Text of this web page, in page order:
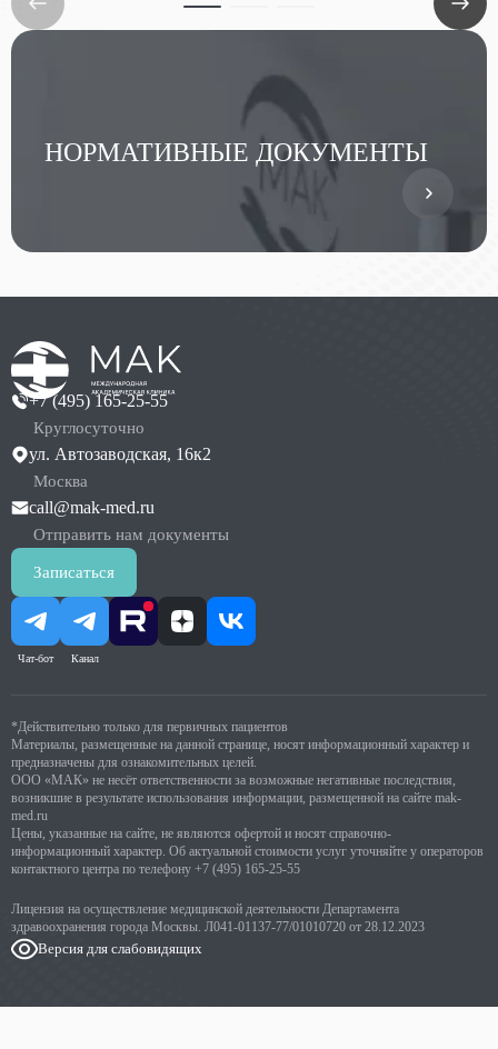
НОРМАТИВНЫЕ ДОКУМЕНТЫ
Круглосуточно
+7 (495) 165-25-55
Москва
ул. Автозаводская, 16к2
Отправить нам документы
call@mak-med.ru
Чат-бот Канал
Записаться
*Действительно только для первичных пациентов
Материалы, размещенные на данной странице, носят информационный характер и
предназначены для ознакомительных целей.
ООО «МАК» не несёт ответственности за возможные негативные последствия,
возникшие в результате использования информации, размещенной на сайте mak-
med.ru
Цены, указанные на сайте, не являются офертой и носят справочно-
информационный характер. Об актуальной стоимости услуг уточняйте у операторов
контактного центра по телефону +7 (495) 165-25-55
Лицензия на осуществление медицинской деятельности Департамента
здравоохранения города Москвы. Л041-01137-77/01010720 от 28.12.2023
Версия для слабовидящих